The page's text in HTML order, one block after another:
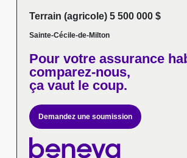
Terrain (agricole) 5 500 000 $
Sainte-Cécile-de-Milton
Pour votreassurance
comparez-nous,
ça vaut le coup.
Demandez une soumission